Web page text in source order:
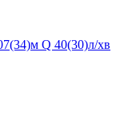
Q 40(30)л/хв